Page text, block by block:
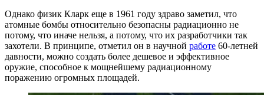
Однако физик Кларк еще в 1961 году здраво заметил, что
атомные бомбы относительно безопасны радиационно не
потому, что иначе нельзя, а потому, что их разработчики так
захотели. В принципе, отметил он в научной работе 60-летней
давности, можно создать более дешевое и эффективное
оружие, способное к мощнейшему радиационному
поражению огромных площадей.